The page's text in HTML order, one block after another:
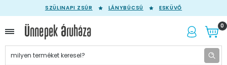
SZÜLINAPI ZSÚR LÁNYBÚCSÚ ESKÜVŐ
0